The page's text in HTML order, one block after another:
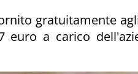
gratuitamente
euro a carico